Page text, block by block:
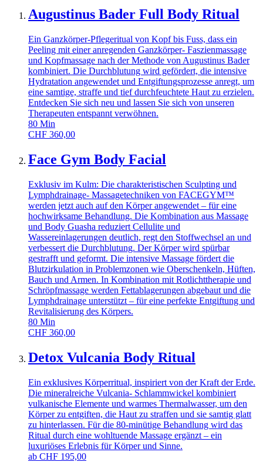
Augustinus Bader Full Body Ritual
Ein Ganzkörper-Pflegeritual von Kopf bis Fuss, dass ein
Peeling mit einer anregenden Ganzkörper- Faszienmassage
und Kopfmassage nach der Methode von Augustinus Bader
kombiniert. Die Durchblutung wird gefördert, die intensive
Hydratation angewendet und Entgiftungsprozesse anregt, um
eine samtige, straffe und tief durchfeuchtete Haut zu erzielen.
Entdecken Sie sich neu und lassen Sie sich von unseren
Therapeuten entspannt verwöhnen.
80 Min
CHF 360,00
Face Gym Body Facial
Exklusiv im Kulm: Die charakteristischen Sculpting und
Lymphdrainage- Massagetechniken von FACEGYM™
werden jetzt auch auf den Körper angewendet – für eine
hochwirksame Behandlung. Die Kombination aus Massage
und Body Guasha reduziert Cellulite und
Wassereinlagerungen deutlich, regt den Stoffwechsel an und
verbessert die Durchblutung. Der Körper wird spürbar
gestrafft und geformt. Die intensive Massage fördert die
Blutzirkulation in Problemzonen wie Oberschenkeln, Hüften,
Bauch und Armen. In Kombination mit Rotlichttherapie und
Schröpfmassage werden Fettablagerungen abgebaut und die
Lymphdrainage unterstützt – für eine perfekte Entgiftung und
Revitalisierung des Körpers.
80 Min
CHF 360,00
Detox Vulcania Body Ritual
Ein exklusives Körperritual, inspiriert von der Kraft der Erde.
Die mineralreiche Vulcania- Schlammwickel kombiniert
vulkanische Elemente und warmes Thermalwasser, um den
Körper zu entgiften, die Haut zu straffen und sie samtig glatt
zu hinterlassen. Für die 80-minütige Behandlung wird das
Ritual durch eine wohltuende Massage ergänzt – ein
luxuriöses Erlebnis für Körper und Sinne.
ab CHF 195,00